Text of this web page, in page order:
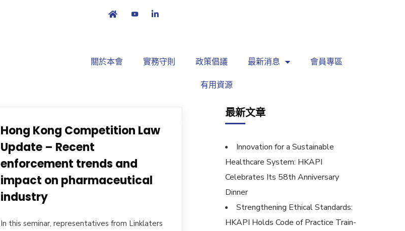
關於本會 實務守則 政策倡議 最新消息 會員專區
有用資源
Hong Kong Competition Law
Update – Recent
enforcement trends and
impact on pharmaceutical
industry
In this seminar, representatives from Linklaters
最新文章
Innovation for a Sustainable
Healthcare System: HKAPI
Celebrates Its 58th Anniversary
Dinner
Strengthening Ethical Standards:
HKAPI Holds Code of Practice Train-